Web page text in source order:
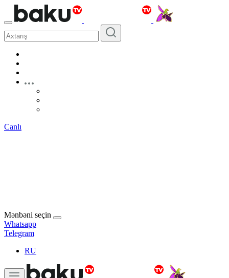
Canlı
Mənbəni seçin
Whatsapp
Telegram
RU